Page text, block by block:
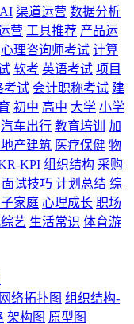
AI 渠道运营 数据分析
营 工具推荐 产品运
心理咨询师考试 计算
软考 英语考试 项目
考试 会计职称考试 建
初中 高中 大学 小学
汽车出行 教育培训
加
产建筑 医疗保健 物
KPI 组织结构 采购
面试技巧 计划总结 综
家庭 心理成长 职场
艺 生活常识 体育游
网络拓扑图 组织结构-
架构图 原型图